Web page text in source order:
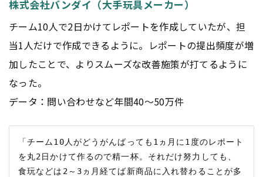
株式会社バンダイ（大手玩具メーカー）
チーム10人で2日かけてレポートを作成していたが、担
当1人だけで作成できるように。レポートの提出頻度が増
加したことで、よりスムーズな改善施策が打てるように
なった。
データ：問い合わせなど年間40～50万件
「チーム10人がどうがんばっても1ヵ月に1度のレポート
を丸2日かけて作るので精一杯。それだけ努力しても、
食玩などは2～3ヵ月経てば新商品に入れ替わることが多